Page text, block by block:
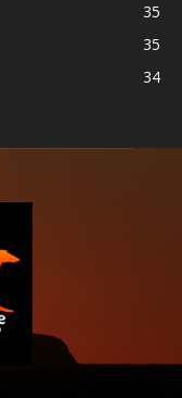
35
35
34